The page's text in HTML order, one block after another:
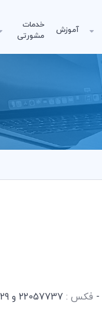
آموزش
خدمات
مشورتی
فکس : 22057737 و 26203029